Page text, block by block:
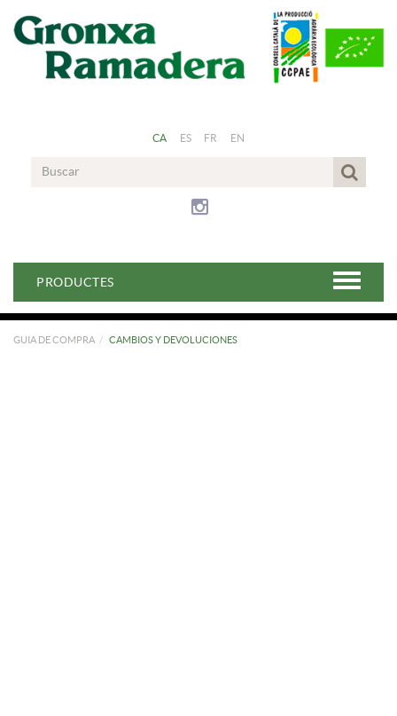
CA ES FR EN
PRODUCTES
GUIA DE COMPRA CAMBIOS Y DEVOLUCIONES